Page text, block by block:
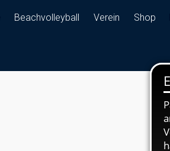
Beachvolleyball Verein Shop